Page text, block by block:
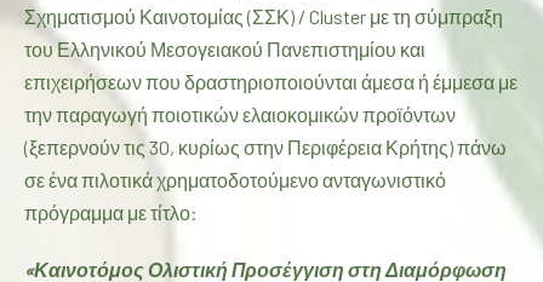
Σχηματισμού Καινοτομίας (ΣΣΚ) / Cluster με τη σύμπραξη
του Ελληνικού Μεσογειακού Πανεπιστημίου και
επιχειρήσεων που δραστηριοποιούνται άμεσα ή έμμεσα με
την παραγωγή ποιοτικών ελαιοκομικών προϊόντων
(ξεπερνούν τις 30, κυρίως στην Περιφέρεια Κρήτης) πάνω
σε ένα πιλοτικά χρηματοδοτούμενο ανταγωνιστικό
πρόγραμμα με τίτλο:
«ΚαινοτόμοςΟλιστική Προσέγγιση στη Διαμόρφωση